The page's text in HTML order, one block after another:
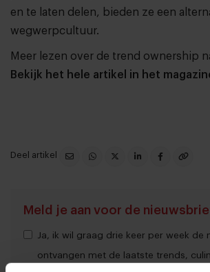
en te laten delen, bieden ze een
wegwerpcultuur.
Meer lezen over de trend ownership
Bekijk het hele artikel in het
Deel artikel
Meld je aan voor de
Ja, ik wil graag drie keer per week de
ontvangen met de laatste trends,